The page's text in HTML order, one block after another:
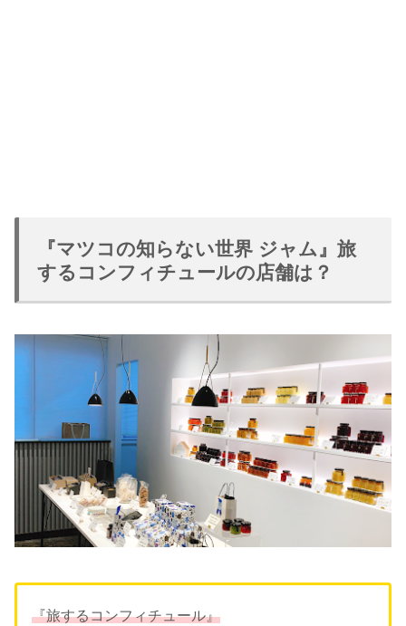
『マツコの知らない世界 ジャム』旅
するコンフィチュールの店舗は？
『旅するコンフィチュール』